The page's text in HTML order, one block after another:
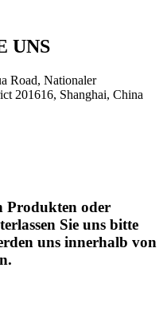
UNS
Road, Nationaler
201616, Shanghai, China
Produkten oder
Sie uns bitte
uns innerhalb von